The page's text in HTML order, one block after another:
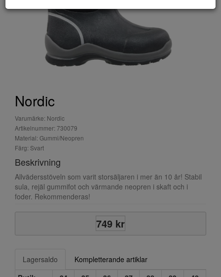
Nordic
Varumärke: Nordic
Artikelnummer: 730079
Material: Gummi/Neopren
Färg: Svart
Beskrivning
Allvädersstöveln som varit storsäljaren i mer än 10 år! Stabil
sula, rejäl gummifot och värmande neopren i skaft och i
foder. Rekommenderas!
749 kr
Lagersaldo
Kompletterande artiklar